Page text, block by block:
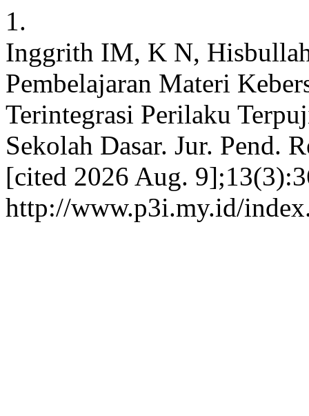
1.
Inggrith IM, K N,
Pembelajaran Materi
Terintegrasi Perilaku
Sekolah Dasar. Jur. Pend.
[cited 2026 Aug.
http://www.p3i.my.id/